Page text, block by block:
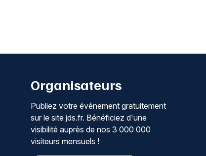
Organisateurs
Publiez votre événement gratuitement
sur le site jds.fr. Bénéficiez d'une
visibilité auprès de nos 3 000 000
visiteurs mensuels !